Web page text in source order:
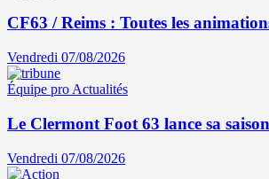
CF63 / Reims : Toutes les
Vendredi 07/08/2026
Équipe pro Actualités
Le Clermont Foot 63 lance sa
Vendredi 07/08/2026